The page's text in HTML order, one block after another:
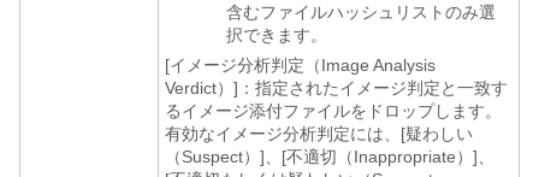
含むファイルハッシュリストのみ選
択できます。
[イメージ分析判定（Image Analysis
Verdict）]：指定されたイメージ判定と一致す
るイメージ添付ファイルをドロップします。
有効なイメージ分析判定には、[疑わしい
（Suspect）]、[不適切（Inappropriate）]、